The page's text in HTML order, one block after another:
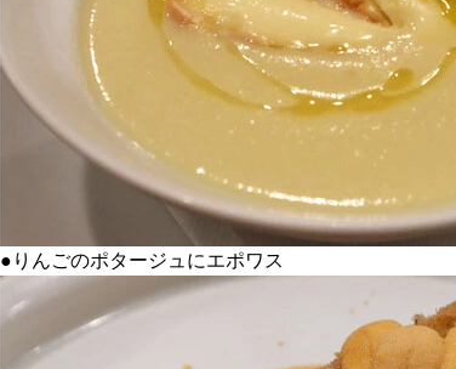
●りんごのポタージュにエポワス